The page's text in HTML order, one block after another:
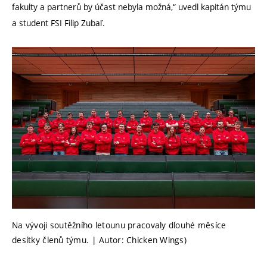
fakulty a partnerů by účast nebyla možná,“ uvedl kapitán týmu
a student FSI Filip Zubaľ.
Na vývoji soutěžního letounu pracovaly dlouhé měsíce
desítky členů týmu. | Autor: Chicken Wings)